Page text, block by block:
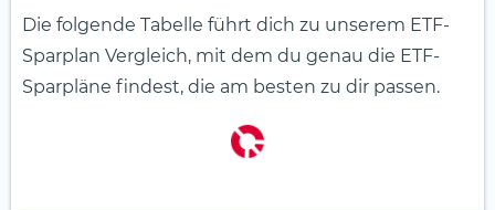
Die folgende Tabelle führt dich zu unserem ETF-
Sparplan Vergleich, mit dem du genau die ETF-
Sparpläne findest, die am besten zu dir passen.